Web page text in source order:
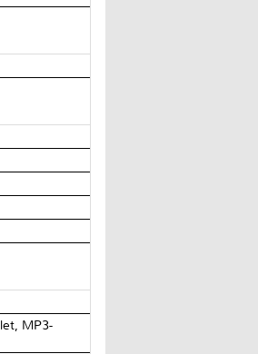
MP3-